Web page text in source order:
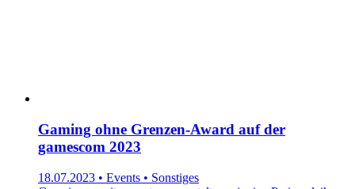
Gaming ohne Grenzen-Award auf der
gamescom 2023
18.07.2023 • Events • Sonstiges